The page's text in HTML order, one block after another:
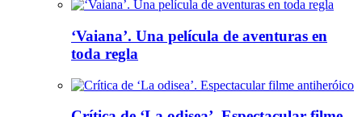
‘Vaiana’. Una película de aventuras en
toda regla